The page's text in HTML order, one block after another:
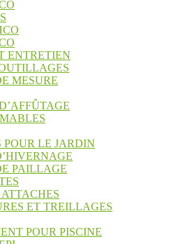
ENTRETIEN
MESURE
POUR LE JARDIN
PAILLAGE
ET TREILLAGES
POUR PISCINE